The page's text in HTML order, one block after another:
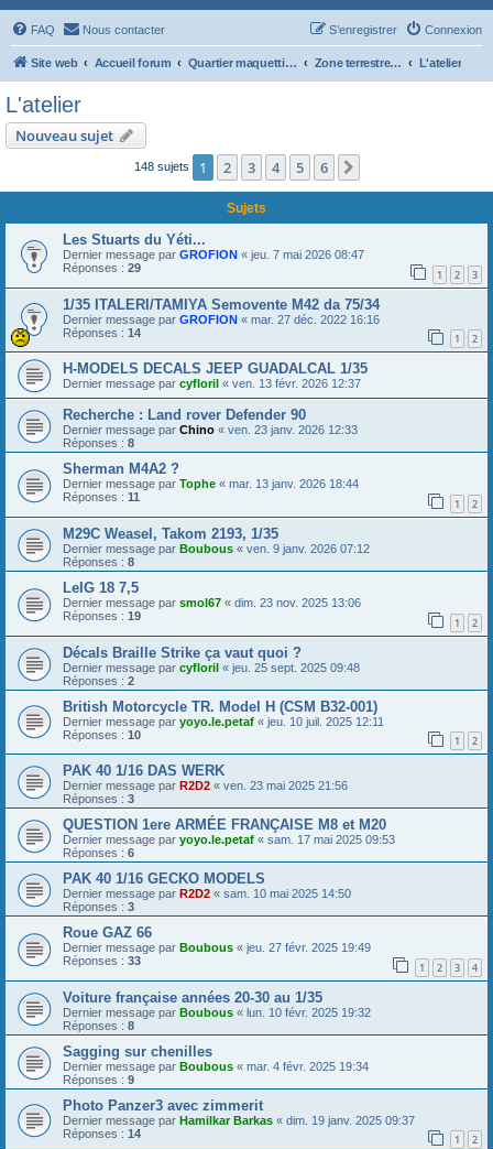
FAQ Nous contacter Connexion
S’enregistrer
Site web Accueil forum Quartier maquettiste Zone terrestre : Kursk L'atelier
L'atelier
Nouveau sujet
148 sujets 1 2 3 4 5 6
Sujets
Les Stuarts du Yéti...
Dernier message par GROFION « jeu. 7 mai 2026 08:47
Réponses : 29 1 2 3
1/35 ITALERI/TAMIYA Semovente M42 da 75/34
Dernier message par GROFION « mar. 27 déc. 2022 16:16
Réponses : 14 1 2
H-MODELS DECALS JEEP GUADALCAL 1/35
Dernier message par cyfloril « ven. 13 févr. 2026 12:37
Recherche : Land rover Defender 90
Dernier message par Chino « ven. 23 janv. 2026 12:33
Réponses : 8
Sherman M4A2 ?
Dernier message par Tophe « mar. 13 janv. 2026 18:44
Réponses : 11 1 2
M29C Weasel, Takom 2193, 1/35
Dernier message par Boubous « ven. 9 janv. 2026 07:12
Réponses : 8
LeIG 18 7,5
Dernier message par smol67 « dim. 23 nov. 2025 13:06
Réponses : 19 1 2
Décals Braille Strike ça vaut quoi ?
Dernier message par cyfloril « jeu. 25 sept. 2025 09:48
Réponses : 2
British Motorcycle TR. Model H (CSM B32-001)
Dernier message par yoyo.le.petaf « jeu. 10 juil. 2025 12:11
Réponses : 10 1 2
PAK 40 1/16 DAS WERK
Dernier message par R2D2 « ven. 23 mai 2025 21:56
Réponses : 3
QUESTION 1ere ARMÉE FRANÇAISE M8 et M20
Dernier message par yoyo.le.petaf « sam. 17 mai 2025 09:53
Réponses : 6
PAK 40 1/16 GECKO MODELS
Dernier message par R2D2 « sam. 10 mai 2025 14:50
Réponses : 3
Roue GAZ 66
Dernier message par Boubous « jeu. 27 févr. 2025 19:49
Réponses : 33 1 2 3 4
Voiture française années 20-30 au 1/35
Dernier message par Boubous « lun. 10 févr. 2025 19:32
Réponses : 8
Sagging sur chenilles
Dernier message par Boubous « mar. 4 févr. 2025 19:34
Réponses : 9
Photo Panzer3 avec zimmerit
Dernier message par Hamilkar Barkas « dim. 19 janv. 2025 09:37
Réponses : 14 1 2